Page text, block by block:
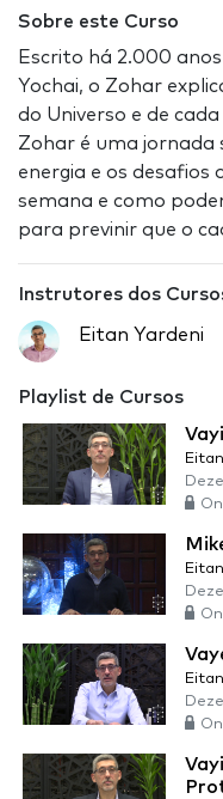
Sobre este Curso
Escrito há 2.000
Yochai, o Zohar
do Universo e de
Zohar é uma jornada
energia e os
semana e como
para previnir que o
Instrutores dos
Eitan Yardeni
Playlist de Cursos